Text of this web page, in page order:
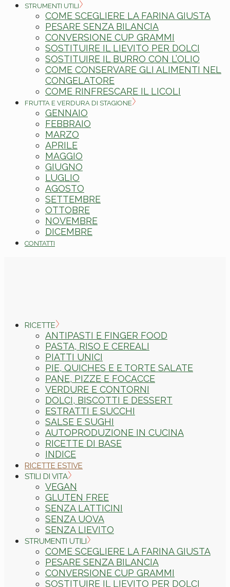
STRUMENTI UTILI
COME SCEGLIERE LA FARINA GIUSTA
PESARE SENZA BILANCIA
CONVERSIONE CUP GRAMMI
SOSTITUIRE IL LIEVITO PER DOLCI
SOSTITUIRE IL BURRO CON L’OLIO
COME CONSERVARE GLI ALIMENTI NEL
CONGELATORE
COME RINFRESCARE IL LICOLI
FRUTTA E VERDURA DI STAGIONE
GENNAIO
FEBBRAIO
MARZO
APRILE
MAGGIO
GIUGNO
LUGLIO
AGOSTO
SETTEMBRE
OTTOBRE
NOVEMBRE
DICEMBRE
CONTATTI
RICETTE
ANTIPASTI E FINGER FOOD
PASTA, RISO E CEREALI
PIATTI UNICI
PIE, QUICHES E E TORTE SALATE
PANE, PIZZE E FOCACCE
VERDURE E CONTORNI
DOLCI, BISCOTTI E DESSERT
ESTRATTI E SUCCHI
SALSE E SUGHI
AUTOPRODUZIONE IN CUCINA
RICETTE DI BASE
INDICE
RICETTE ESTIVE
STILI DI VITA
VEGAN
GLUTEN FREE
SENZA LATTICINI
SENZA UOVA
SENZA LIEVITO
STRUMENTI UTILI
COME SCEGLIERE LA FARINA GIUSTA
PESARE SENZA BILANCIA
CONVERSIONE CUP GRAMMI
SOSTITUIRE IL LIEVITO PER DOLCI